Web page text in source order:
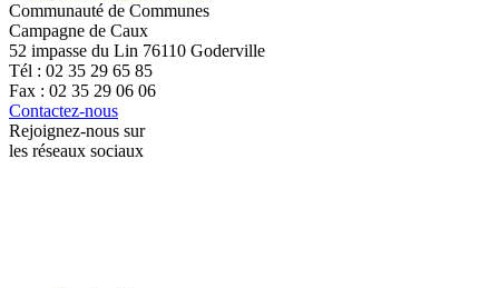
Communauté de Communes
Campagne de Caux
52 impasse du Lin 76110 Goderville
Tél : 02 35 29 65 85
Fax : 02 35 29 06 06
Contactez-nous
Rejoignez-nous sur
les réseaux sociaux